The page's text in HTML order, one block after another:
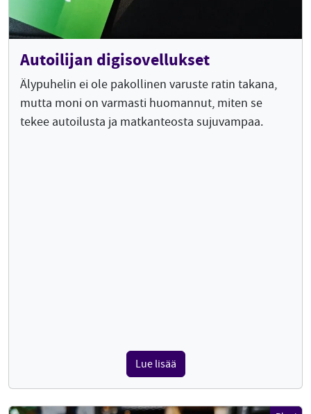
Autoilijan digisovellukset
Älypuhelin ei ole pakollinen varuste ratin takana,
mutta moni on varmasti huomannut, miten se
tekee autoilusta ja matkanteosta sujuvampaa.
Lue lisää